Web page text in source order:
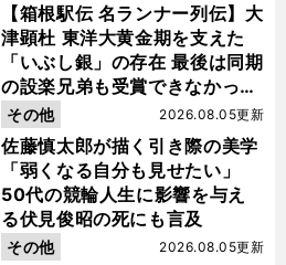
【箱根駅伝 名ランナー列伝】大
津顕杜 東洋大黄金期を支えた
「いぶし銀」の存在 最後は同期
の設楽兄弟も受賞できなかった
金栗杯に輝く
佐藤慎太郎が描く引き際の美学
「弱くなる自分も見せたい」
50代の競輪人生に影響を与え
る伏見俊昭の死にも言及
2026.08.05更新
その他
2026.08.05更新
その他